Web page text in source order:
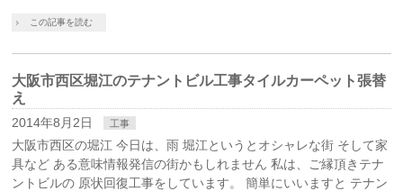
この記事を読む
大阪市西区堀江のテナントビル工事タイルカーペット張替
え
2014年8月2日 工事
大阪市西区の堀江 今日は、雨 堀江というとオシャレな街 そして家
具など ある意味情報発信の街かもしれません 私は、ご縁頂きテナ
ントビルの 原状回復工事をしています。 簡単にいいますと テナン